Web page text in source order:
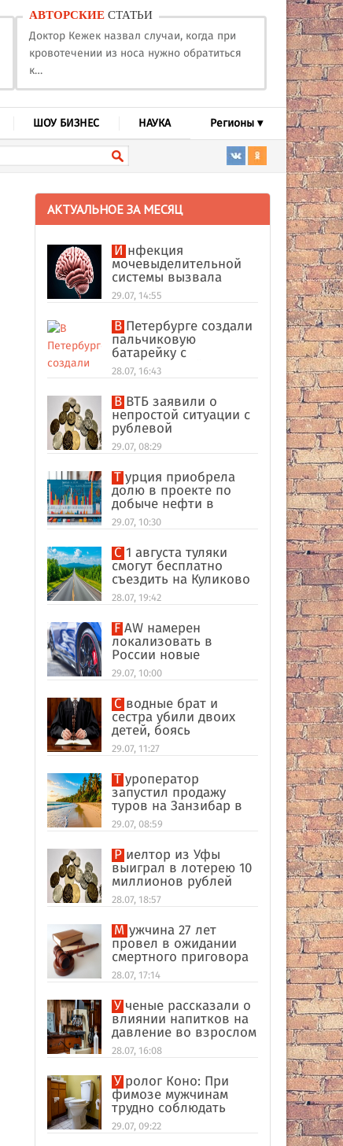
АВТОРСКИЕ СТАТЬИ
Доктор Кежек назвал случаи, когда при
кровотечении из носа нужно обратиться
к…
ШОУ БИЗНЕС НАУКА Регионы ▾
АКТУАЛЬНОЕ ЗА МЕСЯЦ
Инфекция
мочевыделительной
системы вызвала
абсцесс мозга у
американки
29.07, 14:55
В Петербурге создали
пальчиковую
батарейку с
беспроводной
зарядкой
28.07, 16:43
В ВТБ заявили о
непростой ситуации с
рублевой
ликвидностью в
банковском секторе
29.07, 08:29
Турция приобрела
долю в проекте по
добыче нефти в
иракском Киркуке
29.07, 10:30
С 1 августа туляки
смогут бесплатно
съездить на Куликово
поле
28.07, 19:42
FAW намерен
локализовать в
России новые
кроссоверы
29.07, 10:00
Сводные брат и
сестра убили двоих
детей, боясь
разоблачения инцеста
29.07, 11:27
Туроператор
запустил продажу
туров на Занзибар в
качестве
альтернативы Турции
29.07, 08:59
Риелтор из Уфы
выиграл в лотерею 10
миллионов рублей
28.07, 18:57
Мужчина 27 лет
провел в ожидании
смертного приговора
из-за поддельных
улик в США
28.07, 17:14
Ученые рассказали о
влиянии напитков на
давление во взрослом
возрасте
28.07, 16:08
Уролог Коно: При
фимозе мужчинам
трудно соблюдать
интимную гигиену
29.07, 09:22